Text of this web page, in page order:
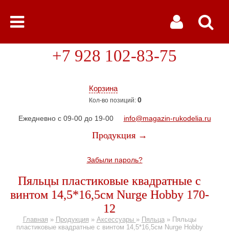
Корзина
Кол-во позиций: 0
+7 928 102-83-75
Ежедневно с 09-00 до 19-00 info@magazin-rukodelia.ru
Продукция →
Забыли пароль?
Пяльцы пластиковые квадратные с
винтом 14,5*16,5см Nurge Hobby 170-
12
Главная » Продукция » Аксессуары » Пяльца» Пяльцы
пластиковые квадратные с винтом 14,5*16,5см Nurge Hobby